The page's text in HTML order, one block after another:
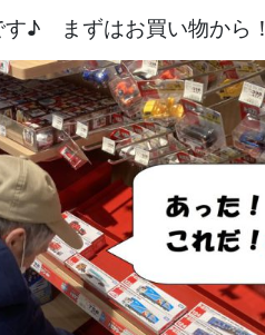
♪ まずはお買い物から！